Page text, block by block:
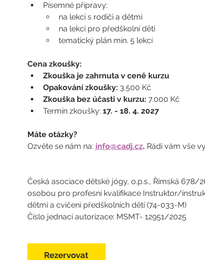
Písemné přípravy:
na lekci s rodiči a dětmi
na lekci pro předškolní děti
tematický plán min. 5 lekcí
Cena zkoušky:
Zkouška je zahrnuta v ceně kurzu
Opakování zkoušky: 3.500 Kč
Zkouška bez účasti v kurzu: 7.000 Kč
Termín zkoušky: 17. - 18. 4. 2027
Máte otázky?
Ozvěte se nám na: info@cadj.cz. Rádi vám vše
Česká asociace dětské jógy, o.p.s., Římská 678/
osobou pro profesní kvalifikace Instruktor/
dětmi a cvičení předškolních dětí (74-033-M)
Číslo jednací autorizace: MSMT- 12951/2025
Rezervovat